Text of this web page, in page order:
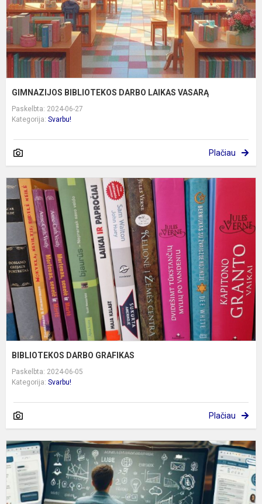
GIMNAZIJOS BIBLIOTEKOS DARBO LAIKAS VASARĄ
Paskelbta: 2024-06-27
Kategorija: Svarbu!
Plačiau
BIBLIOTEKOS DARBO GRAFIKAS
Paskelbta: 2024-06-05
Kategorija: Svarbu!
Plačiau